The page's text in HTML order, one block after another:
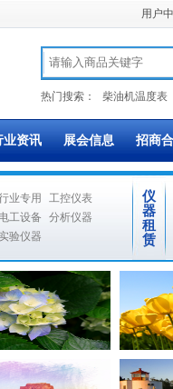
用户
热门搜索： 柴油机温度表
业资讯 展会信息 招商
业专用
工控仪表
电工设备
分析仪器
验仪器
仪
器
租
赁